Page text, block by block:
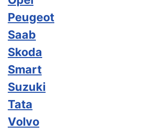
Peugeot
Saab
Skoda
Smart
Suzuki
Tata
Volvo